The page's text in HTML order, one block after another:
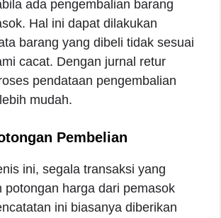
ada pengembalian barang
Hal ini dapat dilakukan
barang yang dibeli tidak sesuai
cacat. Dengan jurnal retur
pendataan pengembalian
mudah.
Pembelian
ini, segala transaksi yang
potongan harga dari pemasok
ini biasanya diberikan